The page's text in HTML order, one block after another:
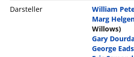
Darsteller
William
Marg
Willows)
Gary
George Eads